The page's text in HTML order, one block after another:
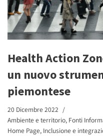
Health Action
un nuovo
piemontese
20 Dicembre 2022
Ambiente e territorio, Fonti
Home Page, Inclusione e